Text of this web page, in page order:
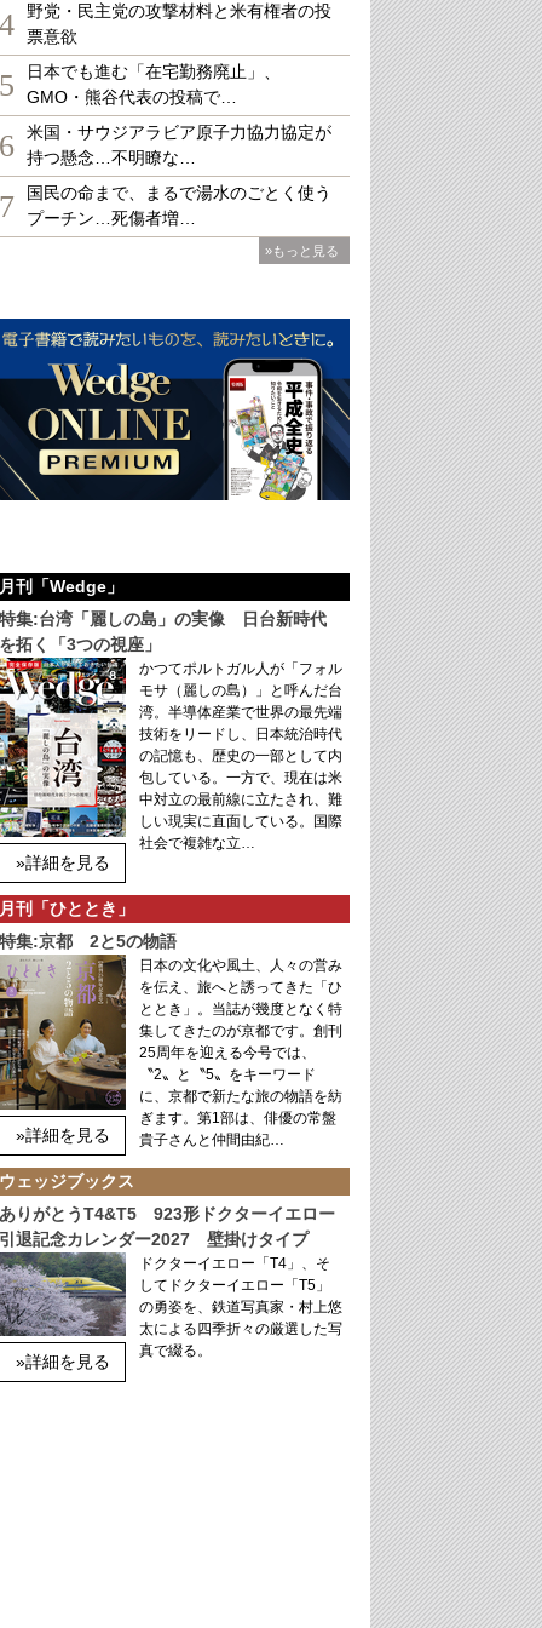
4
野党・民主党の攻撃材料と米有権者の投
票意欲
5
日本でも進む「在宅勤務廃止」、
GMO・熊谷代表の投稿で…
6
米国・サウジアラビア原子力協力協定が
持つ懸念…不明瞭な…
7
国民の命まで、まるで湯水のごとく使う
プーチン…死傷者増…
»もっと見る
月刊「Wedge」
特集:台湾「麗しの島」の実像 日台新時代
を拓く「3つの視座」
»詳細を見る
かつてポルトガル人が「フォル
モサ（麗しの島）」と呼んだ台
湾。半導体産業で世界の最先端
技術をリードし、日本統治時代
の記憶も、歴史の一部として内
包している。一方で、現在は米
中対立の最前線に立たされ、難
しい現実に直面している。国際
社会で複雑な立…
月刊「ひととき」
特集:京都 2と5の物語
»詳細を見る
日本の文化や風土、人々の営み
を伝え、旅へと誘ってきた「ひ
ととき」。当誌が幾度となく特
集してきたのが京都です。創刊
25周年を迎える今号では、
〝2〟と〝5〟をキーワード
に、京都で新たな旅の物語を紡
ぎます。第1部は、俳優の常盤
貴子さんと仲間由紀…
ウェッジブックス
ありがとうT4&T5 923形ドクターイエロー
引退記念カレンダー2027 壁掛けタイプ
»詳細を見る
ドクターイエロー「T4」、そ
してドクターイエロー「T5」
の勇姿を、鉄道写真家・村上悠
太による四季折々の厳選した写
真で綴る。